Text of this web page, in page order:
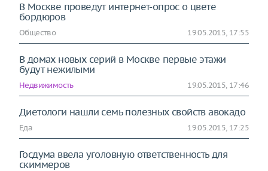
В Москве проведут интернет-опрос о цвете
бордюров
Общество 19.05.2015, 17:55
В домах новых серий в Москве первые этажи
будут нежилыми
Недвижимость 19.05.2015, 17:46
Диетологи нашли семь полезных свойств авокадо
Еда 19.05.2015, 17:25
Госдума ввела уголовную ответственность для
скиммеров